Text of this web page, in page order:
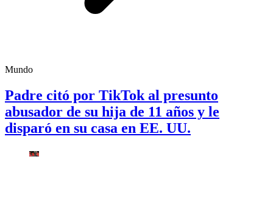
Mundo
Padre citó por TikTok al presunto
abusador de su hija de 11 años y le
disparó en su casa en EE. UU.